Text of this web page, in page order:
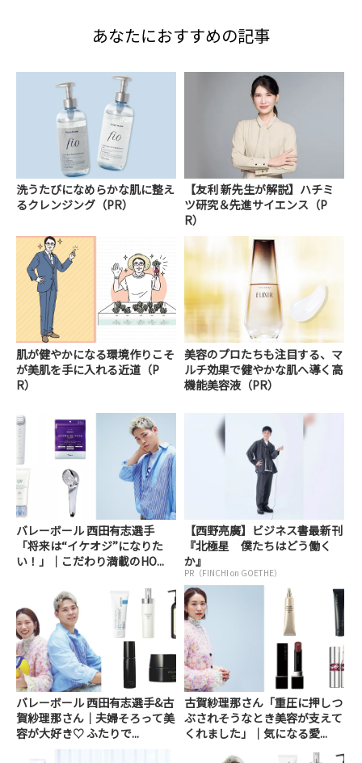
あなたにおすすめの記事
洗うたびになめらかな肌に整え
るクレンジング（PR）
【友利 新先生が解説】ハチミ
ツ研究＆先進サイエンス（P
R）
肌が健やかになる環境作りこそ
が美肌を手に入れる近道（P
R）
美容のプロたちも注目する、マ
ルチ効果で健やかな肌へ導く高
機能美容液（PR）
バレーボール 西田有志選手
「将来は“イケオジ”になりた
い！」｜こだわり満載のHO...
【西野亮廣】ビジネス書最新刊
『北極星 僕たちはどう働く
か』
PR（FINCHI on GOETHE）
バレーボール 西田有志選手&古
賀紗理那さん｜夫婦そろって美
容が大好き♡ ふたりで...
古賀紗理那さん「重圧に押しつ
ぶされそうなとき美容が支えて
くれました」｜気になる愛...